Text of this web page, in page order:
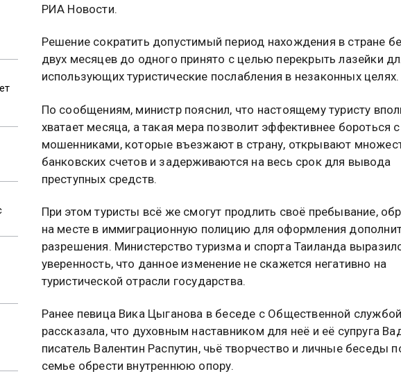
РИА Новости.
Решение сократить допустимый период нахождения в стране
двух месяцев до одного принято с целью перекрыть лазейки
использующих туристические послабления в незаконных целях.
По сообщениям, министр пояснил, что настоящему туристу
хватает месяца, а такая мера позволит эффективнее бороться с
мошенниками, которые въезжают в страну, открывают
банковских счетов и задерживаются на весь срок для вывода
преступных средств.
При этом туристы всё же смогут продлить своё пребывание,
на месте в иммиграционную полицию для оформления
разрешения. Министерство туризма и спорта Таиланда
уверенность, что данное изменение не скажется негативно на
туристической отрасли государства.
Ранее певица Вика Цыганова в беседе с Общественной
рассказала, что духовным наставником для неё и её супруга
писатель Валентин Распутин, чьё творчество и личные беседы
семье обрести внутреннюю опору.